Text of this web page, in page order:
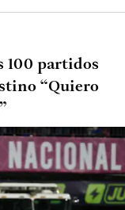
100 partidos
“Quiero